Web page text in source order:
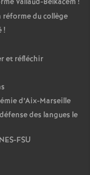
réforme du collège
!
et réfléchir
d’Aix-Marseille
des langues le
FSU